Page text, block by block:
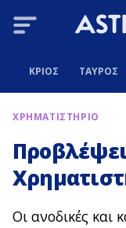
ΚΡΙΟΣ ΤΑΥΡΟΣ
ΧΡΗΜΑΤΙΣΤΗΡΙΟ
Οι ανοδικές και